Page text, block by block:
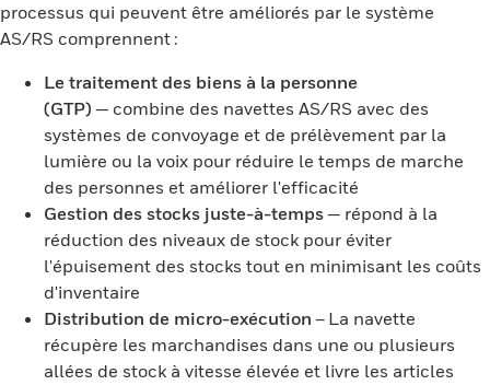
processus qui peuvent être améliorés par le système
AS/RS comprennent :
Le traitement des biens à la personne
(GTP) — combine des navettes AS/RS avec des
systèmes de convoyage et de prélèvement par la
lumière ou la voix pour réduire le temps de marche
des personnes et améliorer l'efficacité
Gestion des stocks juste-à-temps— répond à la
réduction des niveaux de stock pour éviter
l'épuisement des stocks tout en minimisant les coûts
d'inventaire
Distribution de micro-exécution – La navette
récupère les marchandises dans une ou plusieurs
allées de stock à vitesse élevée et livre les articles